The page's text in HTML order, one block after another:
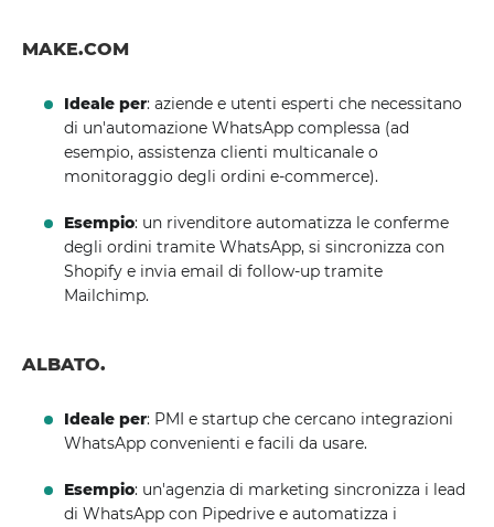
MAKE.COM
Ideale per: aziende e utenti esperti che necessitano
di un'automazione WhatsApp complessa (ad
esempio, assistenza clienti multicanale o
monitoraggio degli ordini e-commerce).
Esempio: un rivenditore automatizza le conferme
degli ordini tramite WhatsApp, si sincronizza con
Shopify e invia email di follow-up tramite
Mailchimp.
ALBATO.
Ideale per: PMI e startup che cercano integrazioni
WhatsApp convenienti e facili da usare.
Esempio: un'agenzia di marketing sincronizza i lead
di WhatsApp con Pipedrive e automatizza i